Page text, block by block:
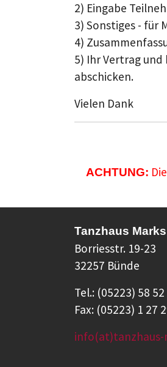
2) Eingabe
3) Sonstiges - für
4)
5) Ihr Vertrag
abschicken.
Vielen Dank
ACHTUNG:
Tanzhaus Marks
Borriesstr. 19-23
32257 Bünde
Tel.: (05223) 58 52
Fax: (05223) 1 27
info(at)tanzhaus-